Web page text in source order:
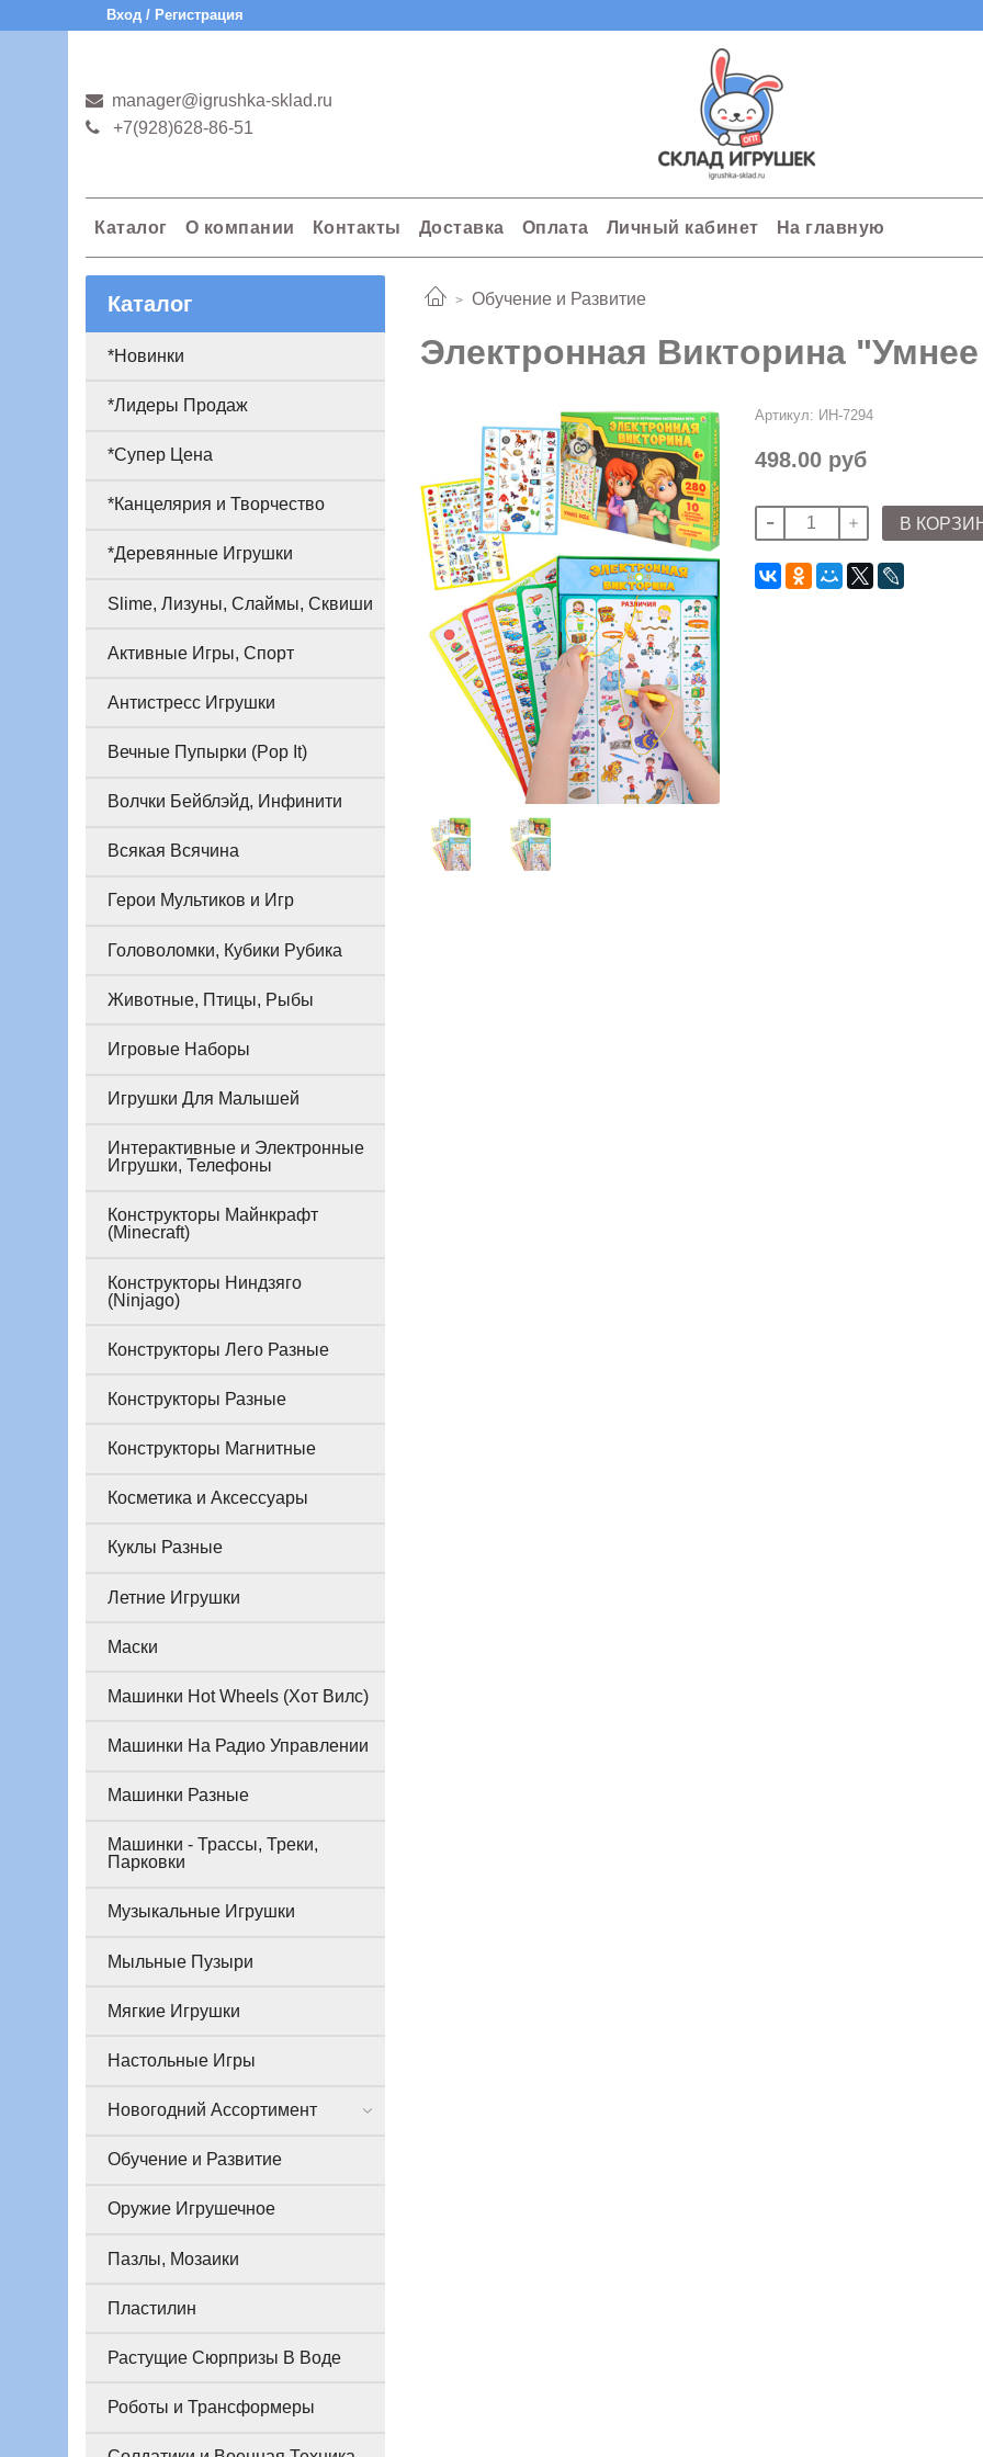
Вход / Регистрация
manager@igrushka-sklad.ru
+7(928)628-86-51
Каталог О компании Контакты Доставка Оплата Личный кабинет На главную
Обучение и Развитие
Электронная Викторина
Артикул: ИН-7294
498.00 руб
В
Каталог
*Новинки
*Лидеры Продаж
*Супер Цена
*Канцелярия и Творчество
*Деревянные Игрушки
Slime, Лизуны, Слаймы, Сквиши
Активные Игры, Спорт
Антистресс Игрушки
Вечные Пупырки (Pop It)
Волчки Бейблэйд, Инфинити
Всякая Всячина
Герои Мультиков и Игр
Головоломки, Кубики Рубика
Животные, Птицы, Рыбы
Игровые Наборы
Игрушки Для Малышей
Интерактивные и Электронные
Игрушки, Телефоны
Конструкторы Майнкрафт
(Minecraft)
Конструкторы Ниндзяго
(Ninjago)
Конструкторы Лего Разные
Конструкторы Разные
Конструкторы Магнитные
Косметика и Аксессуары
Куклы Разные
Летние Игрушки
Маски
Машинки Hot Wheels (Хот Вилс)
Машинки На Радио Управлении
Машинки Разные
Машинки - Трассы, Треки,
Парковки
Музыкальные Игрушки
Мыльные Пузыри
Мягкие Игрушки
Настольные Игры
Новогодний Ассортимент
Обучение и Развитие
Оружие Игрушечное
Пазлы, Мозаики
Пластилин
Растущие Сюрпризы В Воде
Роботы и Трансформеры